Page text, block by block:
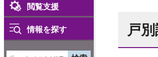
閲覧支援
情報を探す 戸